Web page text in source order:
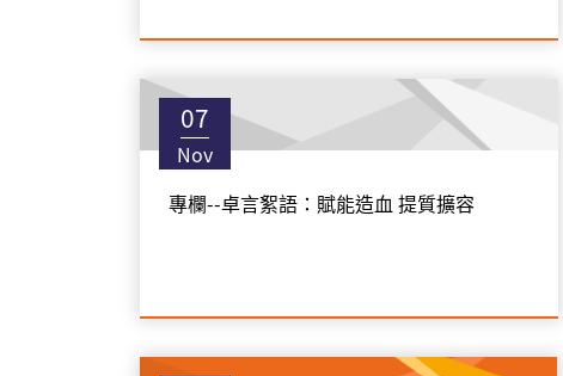
07
Nov
專欄--卓言絮語：賦能造血 提質擴容